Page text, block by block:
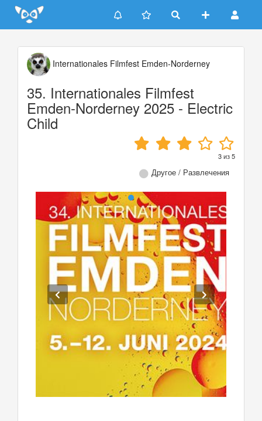
Update cookies preferences
Internationales Filmfest Emden-Norderney
35. Internationales Filmfest
Emden-Norderney 2025 - Electric
Child
3из5
Другое / Развлечения